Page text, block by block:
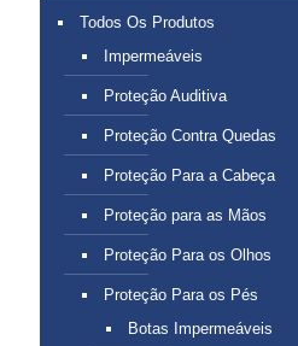
Todos Os Produtos
Impermeáveis
Proteção Auditiva
Proteção Contra Quedas
Proteção Para a Cabeça
Proteção para as Mãos
Proteção Para os Olhos
Proteção Para os Pés
Botas Impermeáveis